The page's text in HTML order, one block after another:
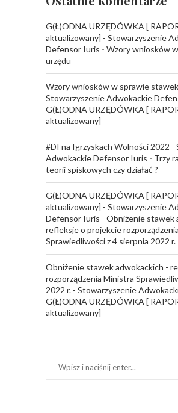
G(Ł)ODNA URZĘDÓWKA [
aktualizowany] - Stowarzyszenie
Defensor Iuris - Wzory wniosków
urzędu
Wzory wniosków w sprawie
Stowarzyszenie Adwokackie
G(Ł)ODNA URZĘDÓWKA [
aktualizowany]
#DI na Igrzyskach Wolności 2022 -
Adwokackie Defensor Iuris - Trzy
teorii spiskowych czy działać ?
G(Ł)ODNA URZĘDÓWKA [
aktualizowany] - Stowarzyszenie
Defensor Iuris - Obniżenie stawek
refleksje o projekcie
Sprawiedliwości z 4 sierpnia 2022 r.
Obniżenie stawek adwokackich -
rozporządzenia Ministra
2022 r. - Stowarzyszenie
G(Ł)ODNA URZĘDÓWKA [
aktualizowany]